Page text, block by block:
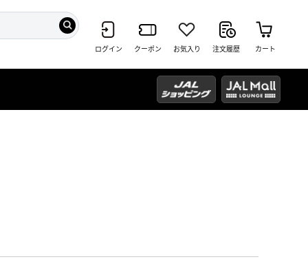
ログイン クーポン お気入り 注文履歴 カート